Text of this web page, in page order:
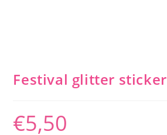
Festival glitter sticker
€5,50